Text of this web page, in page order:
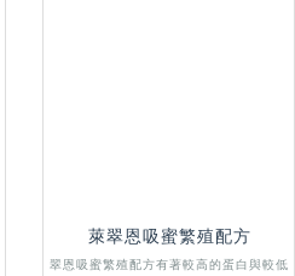
萊翠恩吸蜜繁殖配方
翠恩吸蜜繁殖配方有著較高的蛋白與較低